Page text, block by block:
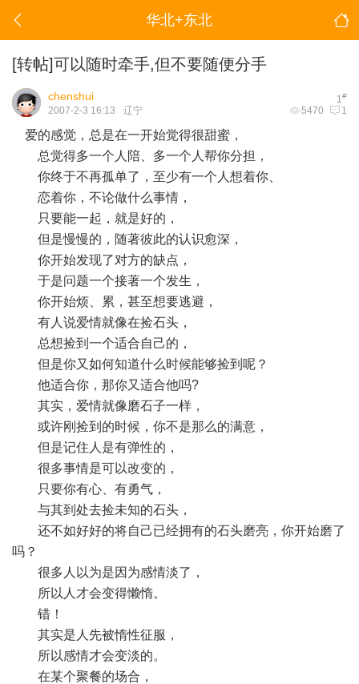
华北+东北
[转帖]可以随时牵手,但不要随便分手
1#
chenshui
5470 1
2007-2-3 16:13 辽宁
爱的感觉，总是在一开始觉得很甜蜜，
总觉得多一个人陪、多一个人帮你分担，
你终于不再孤单了，至少有一个人想着你、
恋着你，不论做什么事情，
只要能一起，就是好的，
但是慢慢的，随著彼此的认识愈深，
你开始发现了对方的缺点，
于是问题一个接著一个发生，
你开始烦、累，甚至想要逃避，
有人说爱情就像在捡石头，
总想捡到一个适合自己的，
但是你又如何知道什么时候能够捡到呢？
他适合你，那你又适合他吗?
其实，爱情就像磨石子一样，
或许刚捡到的时候，你不是那么的满意，
但是记住人是有弹性的，
很多事情是可以改变的，
只要你有心、有勇气，
与其到处去捡未知的石头，
还不如好好的将自己已经拥有的石头磨亮，你开始磨了
吗？
很多人以为是因为感情淡了，
所以人才会变得懒惰。
错！
其实是人先被惰性征服，
所以感情才会变淡的。
在某个聚餐的场合，